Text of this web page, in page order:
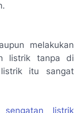
melakukan
listrik tanpa di
itu sangat
sengatan listrik